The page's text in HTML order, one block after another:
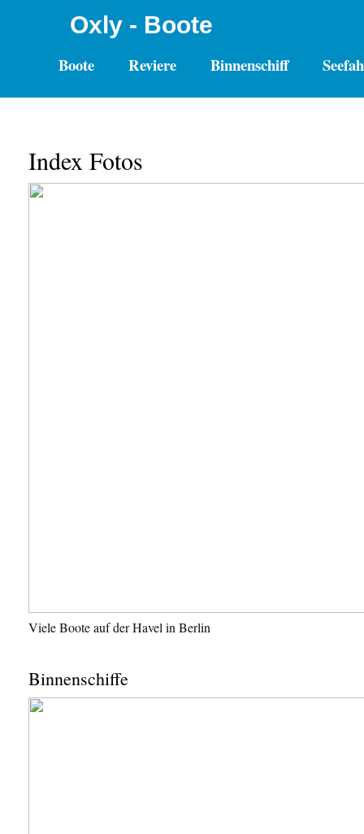
Oxly - Boote
Boote Reviere Binnenschiff
Index Fotos
Viele Boote auf der Havel in Berlin
Binnenschiffe